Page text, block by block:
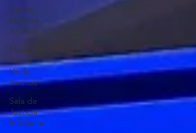
Carlos
Morales.
Análisis
Mariana
Yáñez
Unda.
Análisis
Sala de
Justicia
Indígena